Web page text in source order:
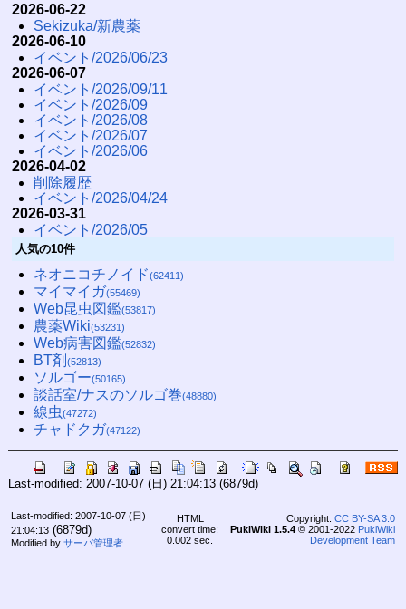
2026-06-22
Sekizuka/新農薬
2026-06-10
イベント/2026/06/23
2026-06-07
イベント/2026/09/11
イベント/2026/09
イベント/2026/08
イベント/2026/07
イベント/2026/06
2026-04-02
削除履歴
イベント/2026/04/24
2026-03-31
イベント/2026/05
人気の10件
ネオニコチノイド(62411)
マイマイガ(55469)
Web昆虫図鑑(53817)
農薬Wiki(53231)
Web病害図鑑(52832)
BT剤 (52813)
ソルゴー(50165)
談話室/ナスのソルゴ巻(48880)
線虫(47272)
チャドクガ(47122)
Last-modified: 2007-10-07 (日) 21:04:13(6879d)
Last-modified: 2007-10-07 (日)
21:04:13(6879d)
Modified by サーバ管理者
HTML
convert time:
0.002 sec.
Copyright: CC BY-SA 3.0
PukiWiki 1.5.4© 2001-2022 PukiWiki
Development Team